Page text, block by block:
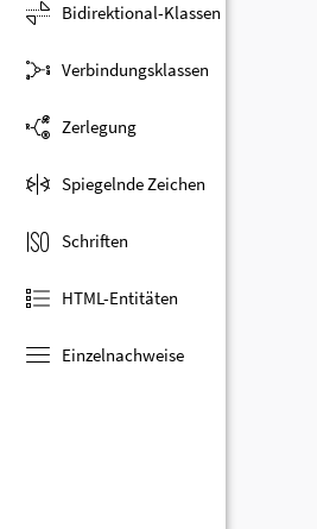
Bidirektional-Klassen
Verbindungsklassen
Zerlegung
Spiegelnde Zeichen
Schriften
HTML-Entitäten
Einzelnachweise